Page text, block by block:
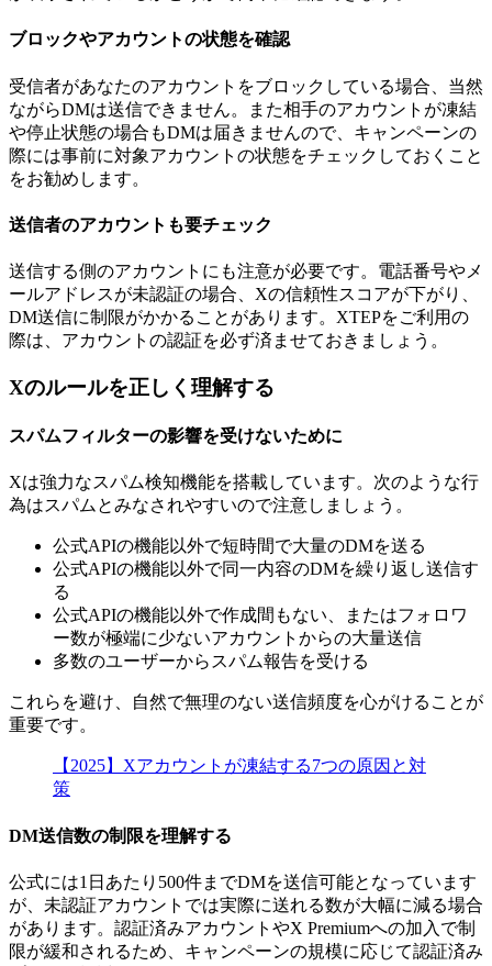
ブロックやアカウントの状態を確認
受信者があなたのアカウントをブロックしている場合、当然
ながらDMは送信できません。また相手のアカウントが凍結
や停止状態の場合もDMは届きませんので、キャンペーンの
際には事前に対象アカウントの状態をチェックしておくこと
をお勧めします。
送信者のアカウントも要チェック
送信する側のアカウントにも注意が必要です。電話番号やメ
ールアドレスが未認証の場合、Xの信頼性スコアが下がり、
DM送信に制限がかかることがあります。XTEPをご利用の
際は、アカウントの認証を必ず済ませておきましょう。
Xのルールを正しく理解する
スパムフィルターの影響を受けないために
Xは強力なスパム検知機能を搭載しています。次のような行
為はスパムとみなされやすいので注意しましょう。
公式APIの機能以外で短時間で大量のDMを送る
公式APIの機能以外で同一内容のDMを繰り返し送信す
る
公式APIの機能以外で作成間もない、またはフォロワ
ー数が極端に少ないアカウントからの大量送信
多数のユーザーからスパム報告を受ける
これらを避け、自然で無理のない送信頻度を心がけることが
重要です。
【2025】Xアカウントが凍結する7つの原因と対
策
DM送信数の制限を理解する
公式には1日あたり500件までDMを送信可能となっています
が、未認証アカウントでは実際に送れる数が大幅に減る場合
があります。認証済みアカウントやX Premiumへの加入で制
限が緩和されるため、キャンペーンの規模に応じて認証済み